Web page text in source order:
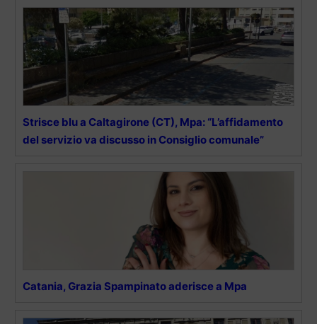
Strisce blu a Caltagirone (CT), Mpa: “L’affidamento
del servizio va discusso in Consiglio comunale”
Catania, Grazia Spampinato aderisce a Mpa